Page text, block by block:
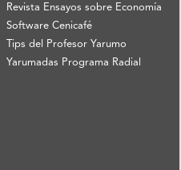
Revista Ensayos sobre Economía
Software Cenicafé
Tips del Profesor Yarumo
Yarumadas Programa Radial